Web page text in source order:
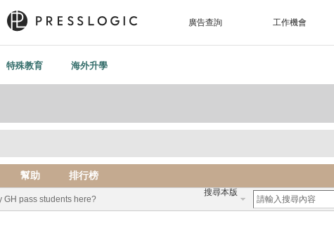
廣告查詢 工作機會
特殊教育 海外升學
幫助 排行榜
搜尋本版
GH pass students here?